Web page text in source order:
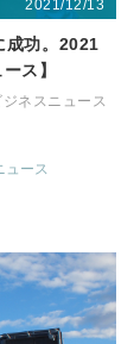
2021/12/13
成功。2021
ス】
ネスニュース
ュース